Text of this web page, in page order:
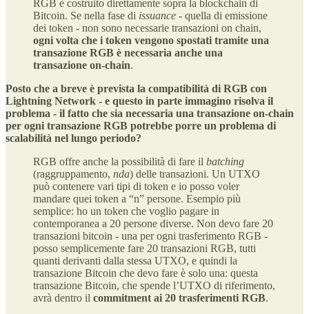
RGB è costruito direttamente sopra la blockchain di
Bitcoin. Se nella fase di issuance - quella di emissione
dei token - non sono necessarie transazioni on chain,
ogni volta che i token vengono spostati tramite una
transazione RGB è necessaria anche una
transazione on-chain.
Posto che a breve è prevista la compatibilità di RGB con
Lightning Network - e questo in parte immagino risolva il
problema - il fatto che sia necessaria una transazione on-chain
per ogni transazione RGB potrebbe porre un problema di
scalabilità nel lungo periodo?
RGB offre anche la possibilità di fare il batching
(raggruppamento, nda) delle transazioni. Un UTXO
può contenere vari tipi di token e io posso voler
mandare quei token a “n” persone. Esempio più
semplice: ho un token che voglio pagare in
contemporanea a 20 persone diverse. Non devo fare 20
transazioni bitcoin - una per ogni trasferimento RGB -
posso semplicemente fare 20 transazioni RGB, tutti
quanti derivanti dalla stessa UTXO, e quindi la
transazione Bitcoin che devo fare è solo una: questa
transazione Bitcoin, che spende l’UTXO di riferimento,
avrà dentro il commitment ai 20 trasferimenti RGB.